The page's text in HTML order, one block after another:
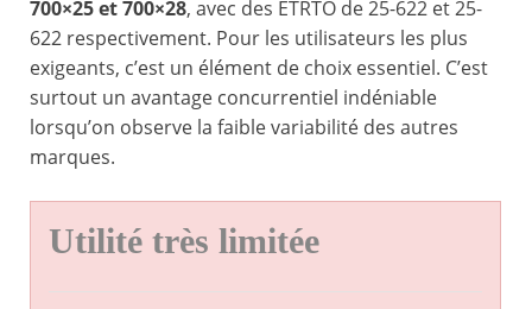
700×25 et 700×28, avec des ETRTO de 25-622 et 25-
622 respectivement. Pour les utilisateurs les plus
exigeants, c’est un élément de choix essentiel. C’est
surtout un avantage concurrentiel indéniable
lorsqu’on observe la faible variabilité des autres
marques.
Utilité très limitée